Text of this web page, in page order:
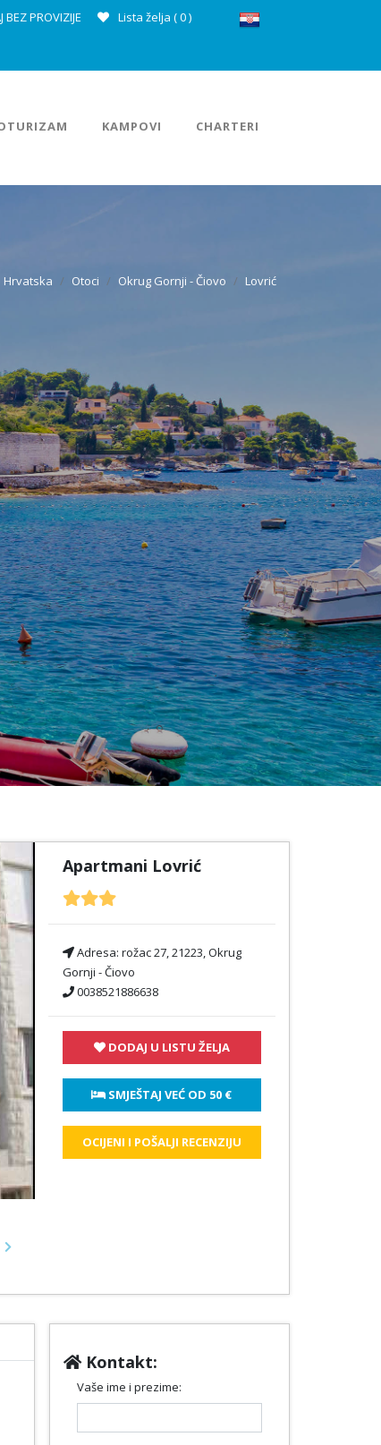
BEZ PROVIZIJE Lista želja (0)
KAMPOVI CHARTERI
Hrvatska Otoci Okrug Gornji - Čiovo Lovrić
Next
Apartmani Lovrić
Adresa: rožac 27, 21223, Okrug
Gornji - Čiovo
0038521886638
DODAJ U LISTU ŽELJA
SMJEŠTAJ VEĆ OD 50 €
OCIJENI I POŠALJI RECENZIJU
Kontakt:
Vaše ime i prezime: